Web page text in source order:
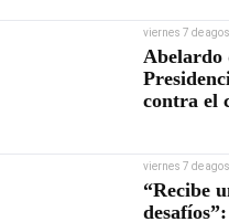
viernes 7 de
Abelardo
contra el
viernes 7 de
“Recibe